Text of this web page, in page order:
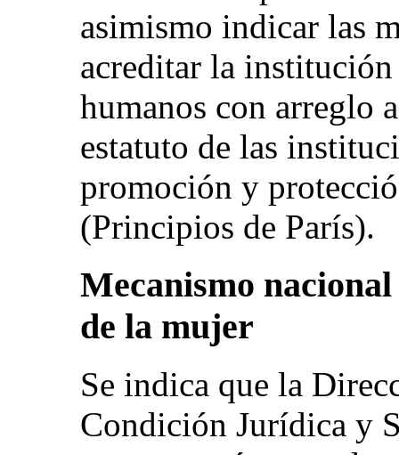
asimismo indicar las
acreditar la
humanos con arreglo
estatuto de las
promoción y
(Principios de París).
Mecanismo
de la mujer
Se indica que la
Condición Jurídica y